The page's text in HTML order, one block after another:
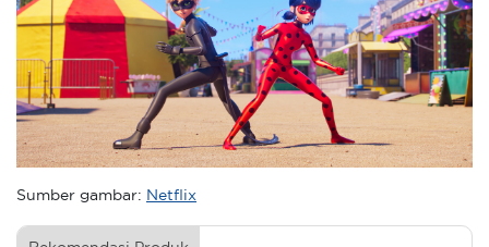
Sumber gambar: Netflix